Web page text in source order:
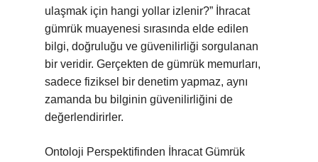
ulaşmak için hangi yollar izlenir?” İhracat
gümrük muayenesi sırasında elde edilen
bilgi, doğruluğu ve güvenilirliği sorgulanan
bir veridir. Gerçekten de gümrük memurları,
sadece fiziksel bir denetim yapmaz, aynı
zamanda bu bilginin güvenilirliğini de
değerlendirirler.
Ontoloji Perspektifinden İhracat Gümrük